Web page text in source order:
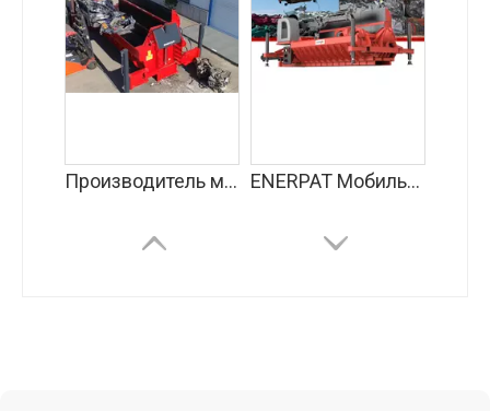
Производитель мобильных пресс-подборщиков автомобильных отходов ENERPAT Мобильные против. Пресс-подборщики кузовов автомобилей с крышкой